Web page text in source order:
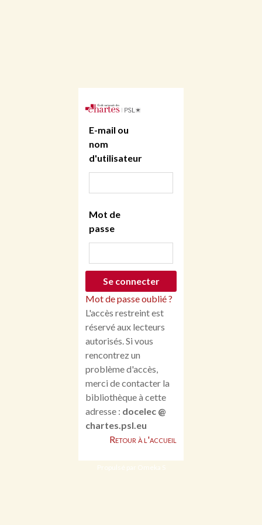
E-mail ou
nom
d'utilisateur
Mot de
passe
Mot de passe oublié ?
L'accès restreint est
réservé aux lecteurs
autorisés. Si vous
rencontrez un
problème d'accès,
merci de contacter la
bibliothèque à cette
adresse : docelec @
chartes.psl.eu
Retour à l'accueil
Propulsé par Omeka S